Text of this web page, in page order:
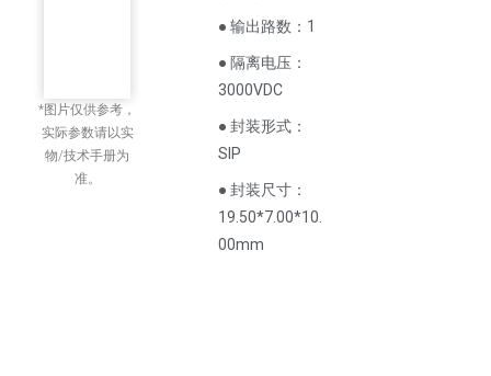
*图片仅供参考，
实际参数请以实
物/技术手册为
准。
● 输出路数：1
● 隔离电压：
3000VDC
● 封装形式：
SIP
● 封装尺寸：
19.50*7.00*10.
00mm